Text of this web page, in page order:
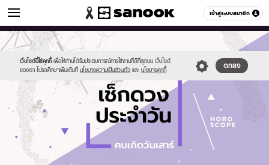
เข้าสู่ระบบสมาชิก
ดูดวง หมวดอื่นๆ
เว็บไซต์นี้ใช้คุกกี้ เพื่อให้ท่านได้รับประสบการณ์การใช้งานที่ดีที่สุดบน เว็บไซต์
ของเรา โปรดศึกษาเพิ่มเติมที่ นโยบายความเป็นส่วนตัว และ นโยบายคุกกี้
ตกลง
Sanook
//s.isanook.com/sr/0/images/logo-
new-
sanook.png
600
60
//s.isanook.com/ho/0/ud/fxd/day/daily-
horoscope-
saturday.jpg